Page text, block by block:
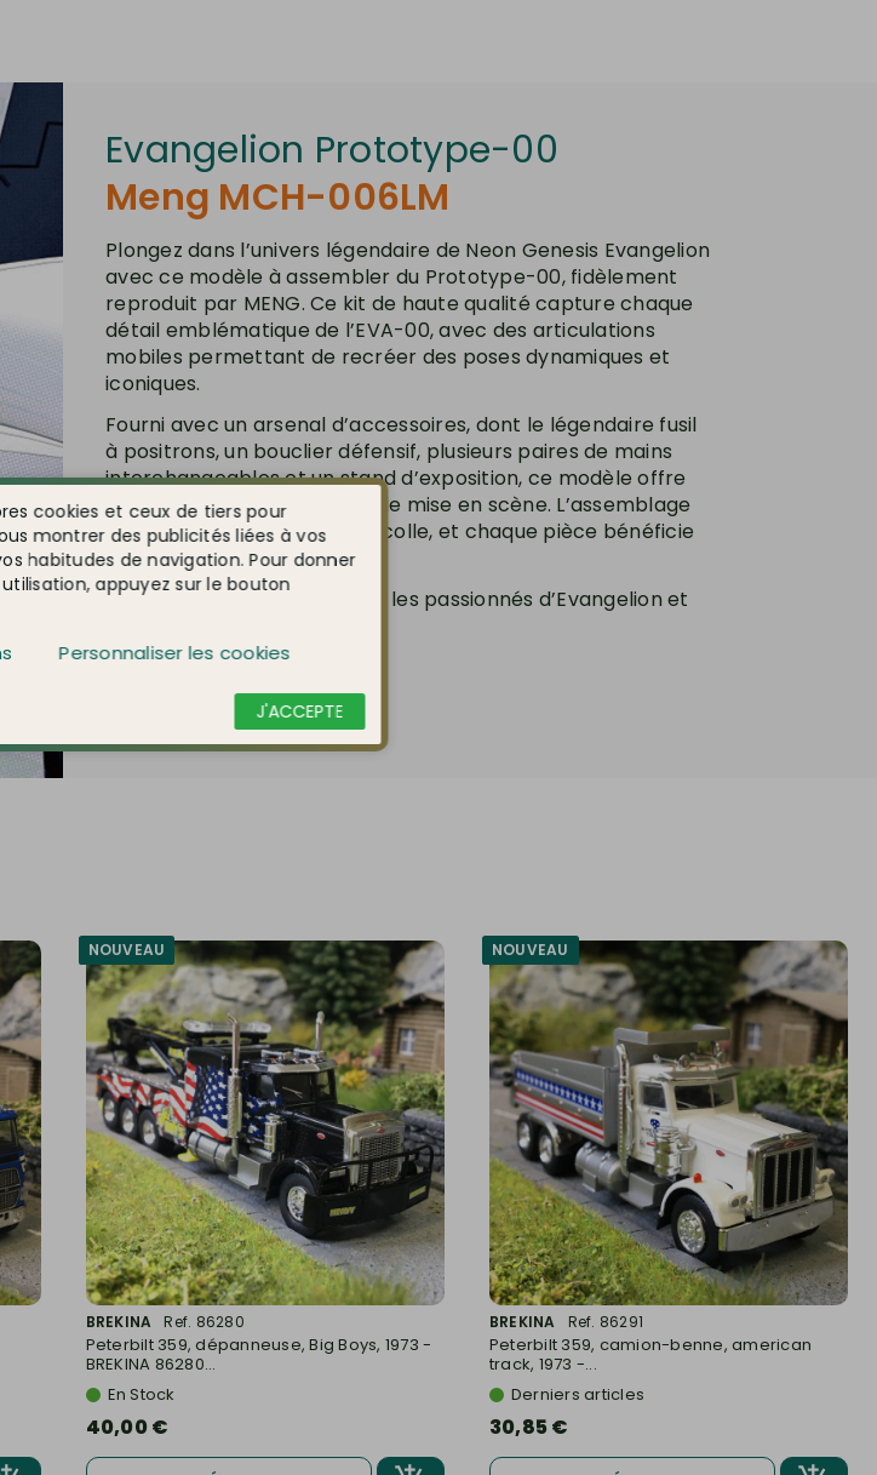
Evangelion Prototype-00
Meng MCH-006LM
Plongez dans l’univers légendaire de Neon Genesis Evangelion
avec ce modèle à assembler du Prototype-00, fidèlement
reproduit par MENG. Ce kit de haute qualité capture chaque
détail emblématique de l’EVA-00, avec des articulations
mobiles permettant de recréer des poses dynamiques et
iconiques.
Fourni avec un arsenal d’accessoires, dont le légendaire fusil
à positrons, un bouclier défensif, plusieurs paires de mains
interchangeables et un stand d’exposition, ce modèle offre
de nombreuses possibilités de mise en scène. L’assemblage
est optimisé sans besoin de colle, et chaque pièce bénéficie
d’une finition fidèle à l’anime.
Un incontournable pour tous les passionnés d’Evangelion et
Voir le produit
NOUVEAU
BREKINA Ref. 86280
Peterbilt 359, dépanneuse, Big Boys, 1973 -
BREKINA 86280...
En Stock
40,00 €
NOUVEAU
BREKINA Ref. 86291
Peterbilt 359, camion-benne, american
track, 1973 -...
Derniers articles
30,85 €
cookies et ceux de tiers pour
montrer des publicités liées à vos
habitudes de navigation. Pour donner
appuyez sur le bouton
Personnaliser les cookies
J'ACCEPTE